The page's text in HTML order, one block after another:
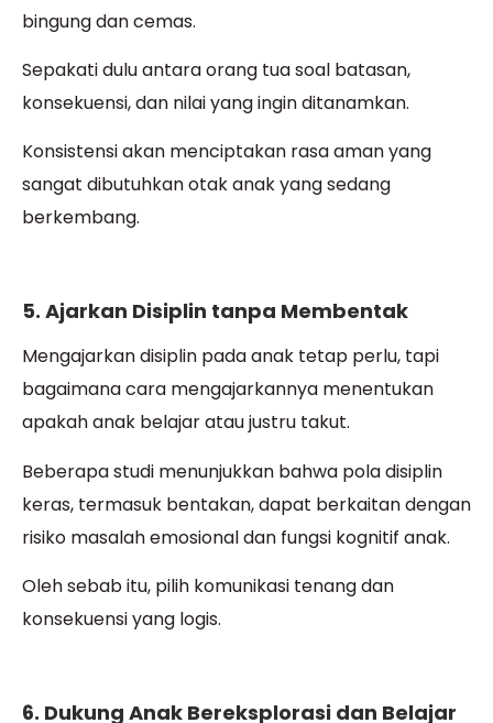
bingung dan cemas.
Sepakati dulu antara orang tua soal batasan,
konsekuensi, dan nilai yang ingin ditanamkan.
Konsistensi akan menciptakan rasa aman yang
sangat dibutuhkan otak anak yang sedang
berkembang.
5. Ajarkan Disiplin tanpa Membentak
Mengajarkan disiplin pada anak tetap perlu, tapi
bagaimana cara mengajarkannya menentukan
apakah anak belajar atau justru takut.
Beberapa studi menunjukkan bahwa pola disiplin
keras, termasuk bentakan, dapat berkaitan dengan
risiko masalah emosional dan fungsi kognitif anak.
Oleh sebab itu, pilih komunikasi tenang dan
konsekuensi yang logis.
6. Dukung Anak Bereksplorasi dan Belajar